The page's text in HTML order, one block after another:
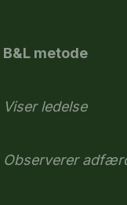
B&L metode
Viser ledelse
Observerer